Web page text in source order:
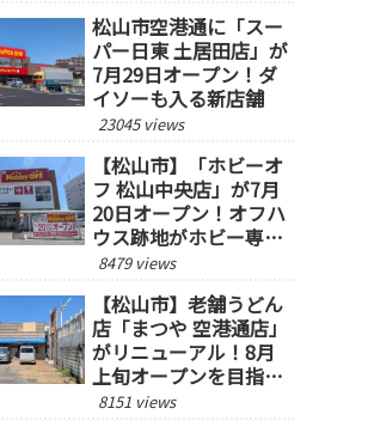
松山市空港通に「スー
パー日東 土居田店」が
7月29日オープン！ダ
イソーも入る新店舗
23045 views
【松山市】「ホビーオ
フ 松山中央店」が7月
20日オープン！オフハ
ウス跡地がホビー専門
店にリニューアル
8479 views
【松山市】老舗うどん
店「まつや 空港通店」
がリニューアル！8月
上旬オープンを目指し
て工事中
8151 views